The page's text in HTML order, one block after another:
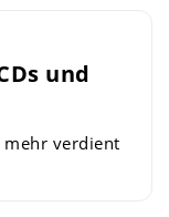
und
verdient